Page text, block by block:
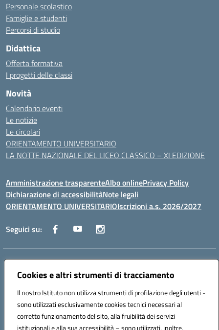
Cookies e altri strumenti di tracciamento
Il nostro Istituto non utilizza strumenti di profilazione degli utenti -
sono utilizzati esclusivamente cookies tecnici necessari al
corretto funzionamento del sito, alla fruibilità dei servizi
istituzionali e alla sua accessibilità – sono utilizzati, inoltre,
Personale scolastico
Famiglie e studenti
Percorsi di studio
Didattica
Offerta formativa
I progetti delle classi
Novità
Calendario eventi
Le notizie
Le circolari
ORIENTAMENTO UNIVERSITARIO
LA NOTTE NAZIONALE DEL LICEO CLASSICO – XI EDIZIONE
Amministrazione trasparenteAlbo onlinePrivacy Policy
Dichiarazione di accessibilitàNote legali
ORIENTAMENTO UNIVERSITARIOIscrizioni a.s. 2026/2027
Seguici su:
Indirizzo:
Centralino:0882 331218 Email:fgps210002@istruzione.it
Codice fiscale: 93071630714
Codice meccanografico:
FGPS210002
Codice unico di fatturazione (CUF): UF7W9K